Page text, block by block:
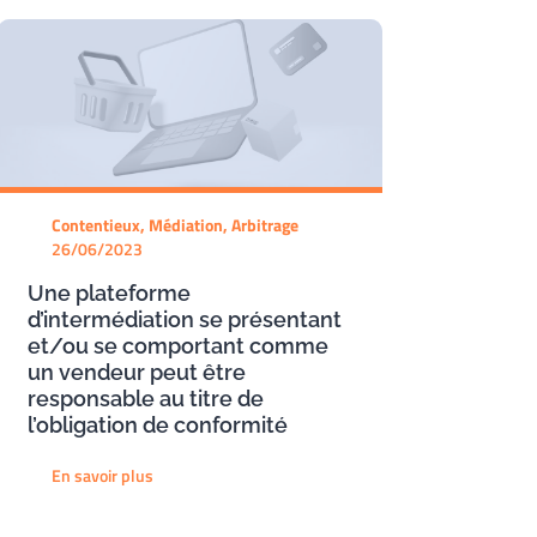
Contentieux, Médiation, Arbitrage
26/06/2023
Une plateforme
d’intermédiation se présentant
et/ou se comportant comme
un vendeur peut être
responsable au titre de
l’obligation de conformité
En savoir plus